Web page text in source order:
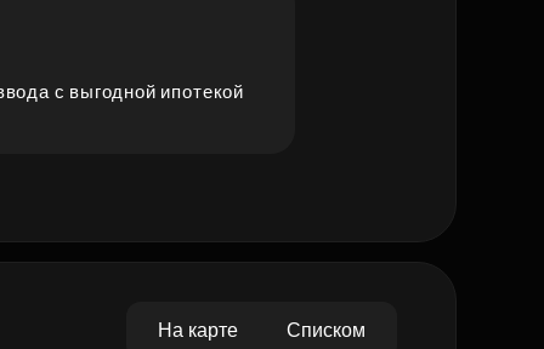
с выгодной ипотекой
На карте Списком